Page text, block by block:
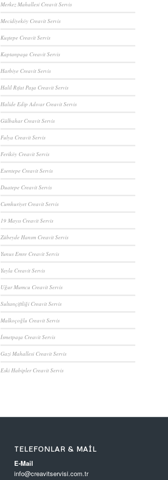
Merkez Mahallesi Creavit Servis
Mecidiyeköy Creavit Servis
Kuştepe Creavit Servis
Kaptanpaşa Creavit Servis
Harbiye Creavit Servis
Halil Rıfat Paşa Creavit Servis
Halide Edip Adıvar Creavit Servis
Gülbahar Creavit Servis
Fulya Creavit Servis
Feriköy Creavit Servis
Esentepe Creavit Servis
Duatepe Creavit Servis
Cumhuriyet Creavit Servis
19 Mayıs Creavit Servis
Zübeyde Hanım Creavit Servis
Yunus Emre Creavit Servis
Yayla Creavit Servis
Uğur Mumcu Creavit Servis
Sultançiftliği Creavit Servis
Malkoçoğlu Creavit Servis
İsmetpaşa Creavit Servis
Gazi Mahallesi Creavit Servis
Eski Habipler Creavit Servis
TELEFONLAR & MAIL
E-Mail
info@creavitservisi.com.tr